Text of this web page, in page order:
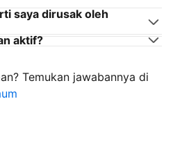
saya dirusak oleh
aktif?
Temukan jawabannya di